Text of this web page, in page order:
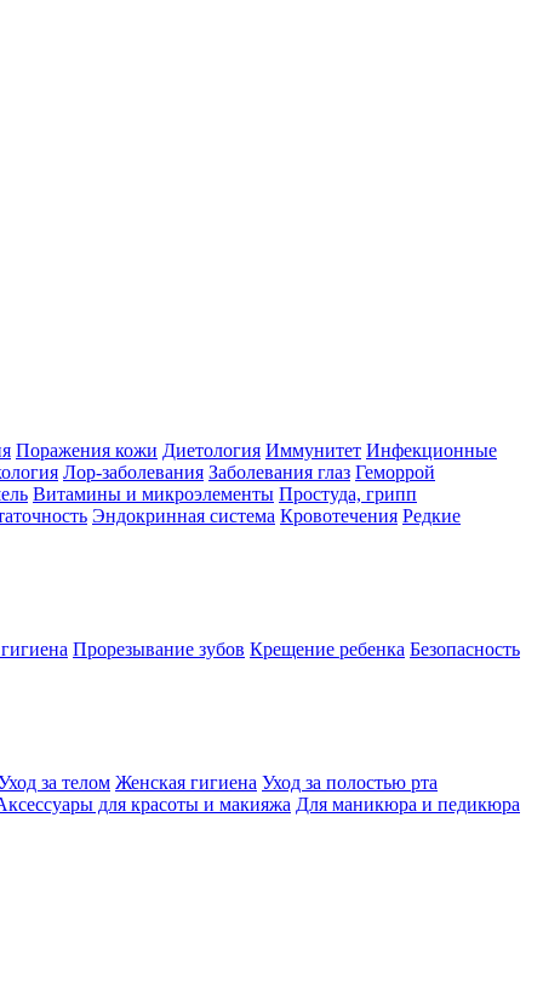
Поражения кожи Диетология Иммунитет Инфекционные
Лор-заболевания Заболевания глаз Геморрой
Витамины и микроэлементы Простуда, грипп
Эндокринная система Кровотечения Редкие
Прорезывание зубов Крещение ребенка Безопасность
за телом Женская гигиена Уход за полостью рта
для красоты и макияжа Для маникюра и педикюра